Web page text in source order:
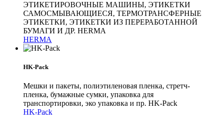
ЭТИКЕТИРОВОЧНЫЕ МАШИНЫ, ЭТИКЕТКИ
САМОСМЫВАЮЩИЕСЯ, ТЕРМОТРАНСФЕРНЫЕ
ЭТИКЕТКИ, ЭТИКЕТКИ ИЗ ПЕРЕРАБОТАННОЙ
БУМАГИ И ДР. HERMA
HERMA
HK-Pack
Мешки и пакеты, полиэтиленовая пленка, стретч-
пленка, бумажные сумки, упаковка для
транспортировки, эко упаковка и пр. HK-Pack
HK-Pack